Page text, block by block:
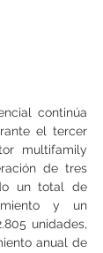
continúa
el tercer
multifamily
de tres
un total de
y un
unidades,
anual de